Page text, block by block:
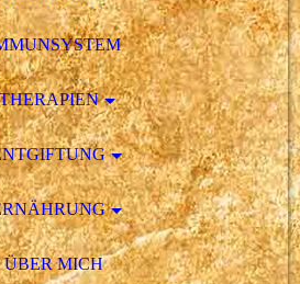
ÜBER MICH